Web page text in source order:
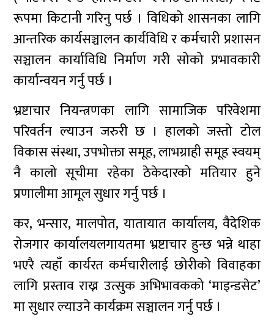
रूपमा किटानी गरिनु पर्छ । विधिको शासनका लागि
आन्तरिक कार्यसञ्चालन कार्यविधि र कर्मचारी प्रशासन
सञ्चालन कार्याविधि निर्माण गरी सोको प्रभावकारी
कार्यान्वयन गर्नु पर्छ ।
भ्रष्टाचार नियन्त्रणका लागि सामाजिक परिवेशमा
परिवर्तन ल्याउन जरुरी छ । हालको जस्तो टोल
विकास संस्था, उपभोक्ता समूह, लाभग्राही समूह स्वयम्
नै कालो सूचीमा रहेका ठेकेदारको मतियार हुने
प्रणालीमा आमूल सुधार गर्नु पर्छ ।
कर, भन्सार, मालपोत, यातायात कार्यालय, वैदेशिक
रोजगार कार्यालयलगायतमा भ्रष्टाचार हुन्छ भन्ने थाहा
भएरै त्यहाँ कार्यरत कर्मचारीलाई छोरीको विवाहका
लागि प्रस्ताव राख्न उत्सुक अभिभावकको ‘माइन्डसेट’
मा सुधार ल्याउने कार्यक्रम सञ्चालन गर्नु पर्छ ।